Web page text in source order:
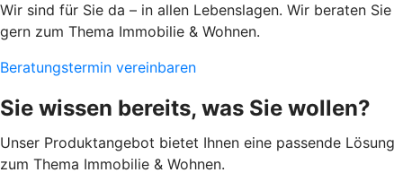
Wir sind für Sie da – in allen Lebenslagen. Wir beraten Sie
gern zum Thema Immobilie & Wohnen.
Beratungstermin vereinbaren
Sie wissen bereits, was Sie wollen?
Unser Produktangebot bietet Ihnen eine passende Lösung
zum Thema Immobilie & Wohnen.